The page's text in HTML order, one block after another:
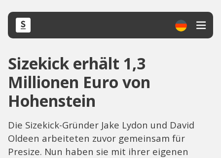
Sizekick erhält 1,3
Millionen Euro von
Hohenstein
Die Sizekick-Gründer Jake Lydon und David
Oldeen arbeiteten zuvor gemeinsam für
Presize. Nun haben sie mit ihrer eigenen